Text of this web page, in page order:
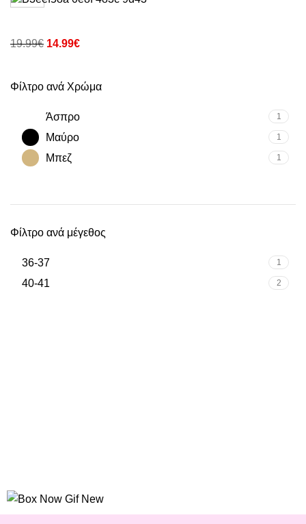
Φίλτρο ανά Χρώμα
Άσπρο 1
Μαύρο 1
Μπεζ 1
Φίλτρο ανά μέγεθος
36-37 1
40-41 2
19.99€ 14.99€